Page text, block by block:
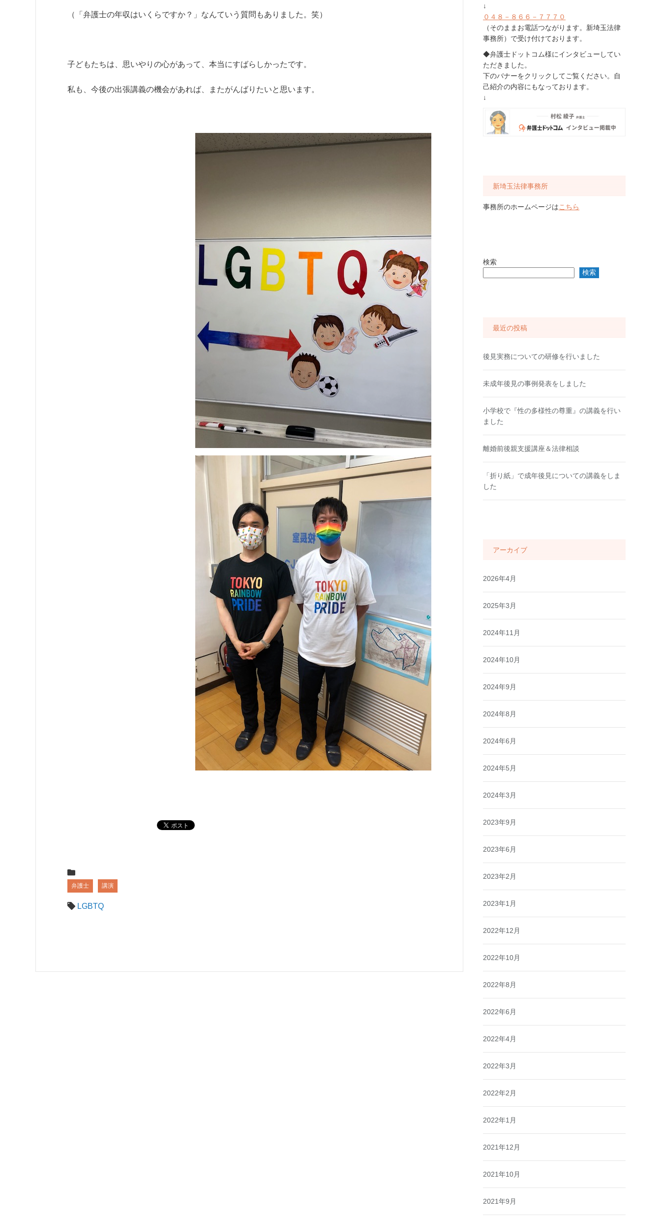
（「弁護士の年収はいくらですか？」なんていう質問もありました。笑）
子どもたちは、思いやりの心があって、本当にすばらしかったです。
私も、今後の出張講義の機会があれば、またがんばりたいと思います。
弁護士 講演
LGBTQ
↓
０４８－８６６－７７７０
（そのままお電話つながります。新埼玉法律
事務所）で受け付けております。
◆弁護士ドットコム様にインタビューしてい
ただきました。
下のバナーをクリックしてご覧ください。自
己紹介の内容にもなっております。
↓
新埼玉法律事務所
事務所のホームページはこちら
検索
検索
最近の投稿
後見実務についての研修を行いました
未成年後見の事例発表をしました
小学校で『性の多様性の尊重』の講義を行い
ました
離婚前後親支援講座＆法律相談
「折り紙」で成年後見についての講義をしま
した
アーカイブ
2026年4月
2025年3月
2024年11月
2024年10月
2024年9月
2024年8月
2024年6月
2024年5月
2024年3月
2023年9月
2023年6月
2023年2月
2023年1月
2022年12月
2022年10月
2022年8月
2022年6月
2022年4月
2022年3月
2022年2月
2022年1月
2021年12月
2021年10月
2021年9月